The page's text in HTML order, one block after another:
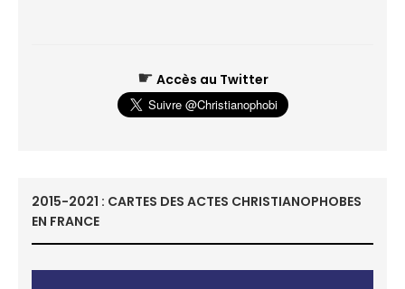
☛ Accès au Twitter
2015-2021 : CARTES DES ACTES CHRISTIANOPHOBES
EN FRANCE